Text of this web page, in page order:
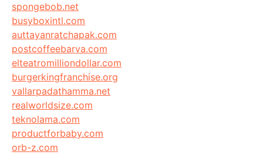
spongebob.net
busyboxintl.com
auttayanratchapak.com
postcoffeebarva.com
elteatromilliondollar.com
burgerkingfranchise.org
vallarpadathamma.net
realworldsize.com
teknolama.com
productforbaby.com
orb-z.com